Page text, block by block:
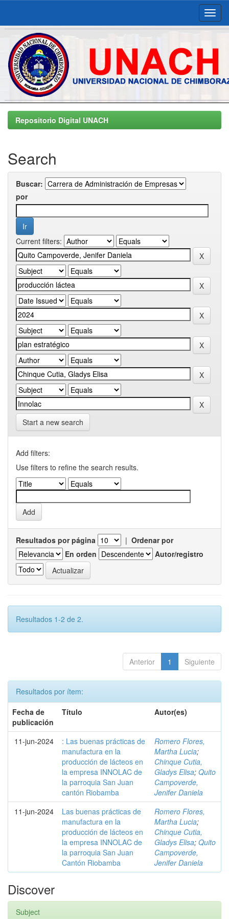
Skip
navigationRepositorio Digital UNACH
Search
Buscar:
por
Current filters:
Start a new search
Add filters:
Use filters to refine the search results.
Resultados por página | Ordenar por
En orden
Autor/registro
Resultados 1-2 de 2.
Anterior 1 Siguiente
Resultados por ítem:
Fecha de
publicación
Título Autor(es)
11-jun-2024
: Las buenas prácticas de
manufactura en la
producción de lácteos en
la empresa INNOLAC de
la parroquia San Juan
cantón Riobamba
Romero Flores,
Martha Lucia;
Chinque Cutia,
Gladys Elisa; Quito
Campoverde,
Jenifer Daniela
11-jun-2024
Las buenas prácticas de
manufactura en la
producción de lácteos en
la empresa INNOLAC de
la parroquia San Juan
Cantón Riobamba
Romero Flores,
Martha Lucia;
Chinque Cutia,
Gladys Elisa; Quito
Campoverde,
Jenifer Daniela
Discover
Subject